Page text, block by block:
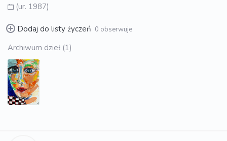
(ur. 1987)
Dodaj do listy życzeń 0 obserwuje
Archiwum dzieł (1)